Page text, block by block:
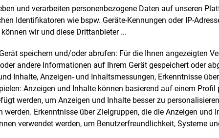
und verarbeiten personenbezogene Daten auf unseren
Identifikatoren wie bspw. Geräte-Kennungen oder IP-
wir und diese Drittanbieter ...
speichern und/oder abrufen: Für die Ihnen angezeigten
andere Informationen auf Ihrem Gerät gespeichert oder
Inhalte, Anzeigen- und Inhaltsmessungen, Erkenntnisse
Anzeigen und Inhalte können basierend auf einem Profil
werden, um Anzeigen und Inhalte besser zu
werden. Erkenntnisse über Zielgruppen, die die Anzeigen und
verwendet werden, um Benutzerfreundlichkeit, Systeme
GuD-Anlagen weltweit. Das
Irsching 5 ist seit
Netz und weist einen Wirkungsgrad
der Anteile sind N-Ergie (25,2
Mainova (15,6 Prozent) und Entega
an Irsching 5 beteiligt.
wird außerdem derzeit eine neue
(Block 6) errichtet, die als
„besonderes netztechnisches
E&M
E&M
E&M
E&M